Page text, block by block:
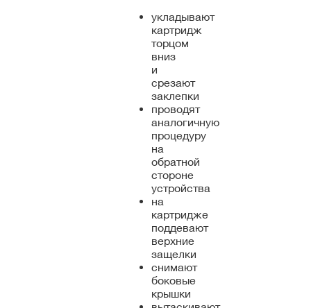
укладывают
картридж
торцом
вниз
и
срезают
заклепки
проводят
аналогичную
процедуру
на
обратной
стороне
устройства
на
картридже
поддевают
верхние
защелки
снимают
боковые
крышки